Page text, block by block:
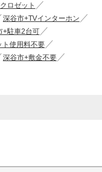
ロゼット
深谷市+TVインターホン
+駐車2台可
ト使用料不要
深谷市+敷金不要